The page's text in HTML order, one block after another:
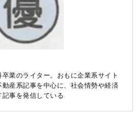
業のライター。おもに企業系サイト
産系記事を中心に、社会情勢や経済
事を発信している